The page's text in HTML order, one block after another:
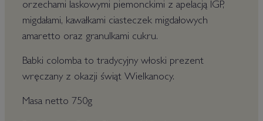
orzechami laskowymi piemonckimi z apelacją IGP,
migdałami, kawałkami ciasteczek migdałowych
amaretto oraz granulkami cukru.
Babki colomba to tradycyjny włoski prezent
wręczany z okazji świąt Wielkanocy.
Masa netto 750g